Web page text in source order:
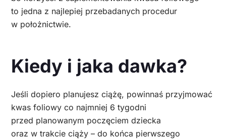
to jedna z najlepiej przebadanych procedur
w położnictwie.
Kiedy i jaka dawka?
Jeśli dopiero planujesz ciążę, powinnaś przyjmować
kwas foliowy co najmniej 6 tygodni
przed planowanym poczęciem dziecka
oraz w trakcie ciąży – do końca pierwszego